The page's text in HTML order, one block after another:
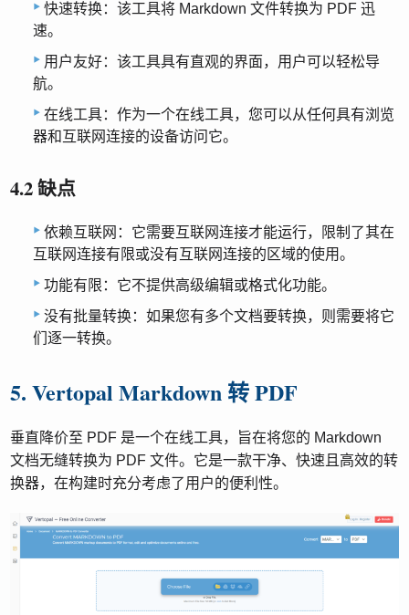
快速转换：该工具将 Markdown 文件转换为 PDF 迅
速。
用户友好：该工具具有直观的界面，用户可以轻松导
航。
在线工具：作为一个在线工具，您可以从任何具有浏览
器和互联网连接的设备访问它。
4.2 缺点
依赖互联网：它需要互联网连接才能运行，限制了其在
互联网连接有限或没有互联网连接的区域的使用。
功能有限：它不提供高级编辑或格式化功能。
没有批量转换：如果您有多个文档要转换，则需要将它
们逐一转换。
5. Vertopal Markdown 转 PDF
垂直降价至 PDF 是一个在线工具，旨在将您的 Markdown
文档无缝转换为 PDF 文件。它是一款干净、快速且高效的转
换器，在构建时充分考虑了用户的便利性。